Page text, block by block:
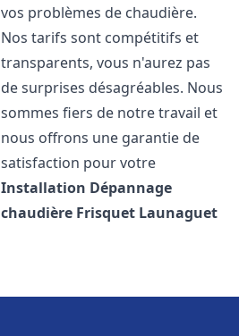
vos problèmes de chaudière.
Nos tarifs sont compétitifs et
transparents, vous n'aurez pas
de surprises désagréables. Nous
sommes fiers de notre travail et
nous offrons une garantie de
satisfaction pour votre
Installation Dépannage
chaudière Frisquet Launaguet